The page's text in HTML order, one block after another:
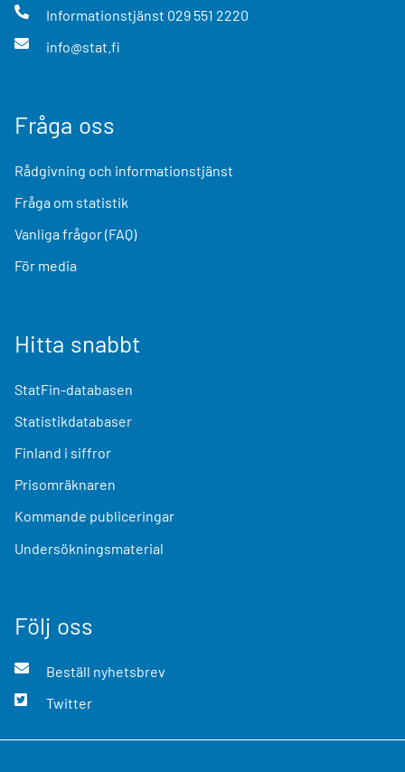
Informationstjänst 029 551 2220
info@stat.fi
Fråga oss
Rådgivning och informationstjänst
Fråga om statistik
Vanliga frågor (FAQ)
För media
Hitta snabbt
StatFin-databasen
Statistikdatabaser
Finland i siffror
Prisomräknaren
Kommande publiceringar
Undersökningsmaterial
Följ oss
Beställ nyhetsbrev
Twitter